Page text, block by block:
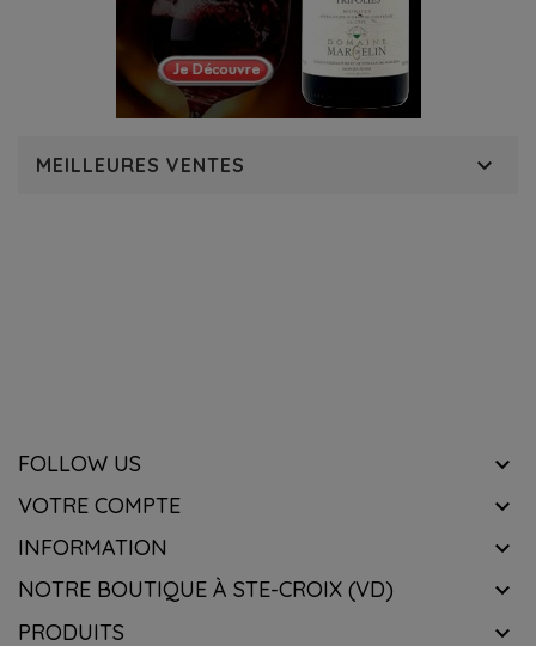
MEILLEURES VENTES 
FOLLOW US 
VOTRE COMPTE 
INFORMATION 
NOTRE BOUTIQUE À STE-CROIX (VD) 
PRODUITS 